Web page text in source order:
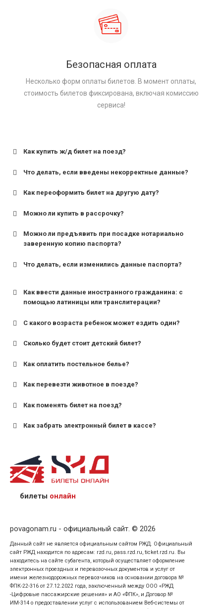
Безопасная оплата
Несколько форм оплаты билетов. В момент оплаты,
стоимость билетов фиксирована, включая комиссию
сервиса!
Как купить ж/д билет на поезд?
Что делать, если введены некорректные данные?
Как переоформить билет на другую дату?
Можно ли купить в рассрочку?
Можно ли предъявить при посадке нотариально
заверенную копию паспорта?
Что делать, если изменились данные паспорта?
Как ввести данные иностранного гражданина: с
помощью латиницы или транслитерации?
С какого возраста ребенок может ездить один?
для поездов дальнего следования — от 10 лет и
для пригородных поездов — от 7 лет.
Сколько будет стоит детский билет?
Как оплатить постельное белье?
Как перевезти животное в поезде?
Как поменять билет на поезд?
Как забрать электронный билет в кассе?
назвав кассиру 14-значный номер заказа;
предъявив удостоверение личности пассажира, на
кого оформлен билет.
билеты онлайн
povagonam.ru - официальный сайт. © 2026
Данный сайт не является официальным сайтом РЖД. Официальный
сайт РЖД находится по адресам: rzd.ru, pass.rzd.ru, ticket.rzd.ru. Вы
находитесь на сайте субагента, который осуществляет оформление
электронных проездных и перевозочных документов и услуг от
имени железнодорожных перевозчиков на основании договора №
ФПК-22-316 от 27.12.2022 года, заключенный между ООО «РЖД
-Цифровые пассажирские решения» и АО «ФПК», и Договор №
ИМ-314 о предоставлении услуг с использованием Веб-системы от